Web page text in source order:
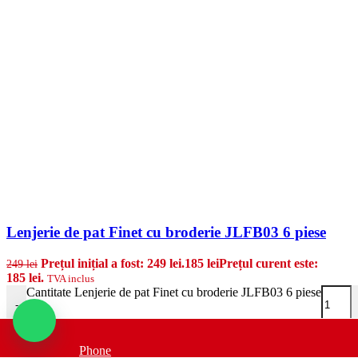
Lenjerie de pat Finet cu broderie JLFB03 6 piese
249lei Prețul inițial a fost: 249 lei.185 leiPrețul curent este:
185 lei. TVA inclus
-
Cantitate Lenjerie de pat Finet cu broderie JLFB03 6 piese
Adauga in cos
Phone